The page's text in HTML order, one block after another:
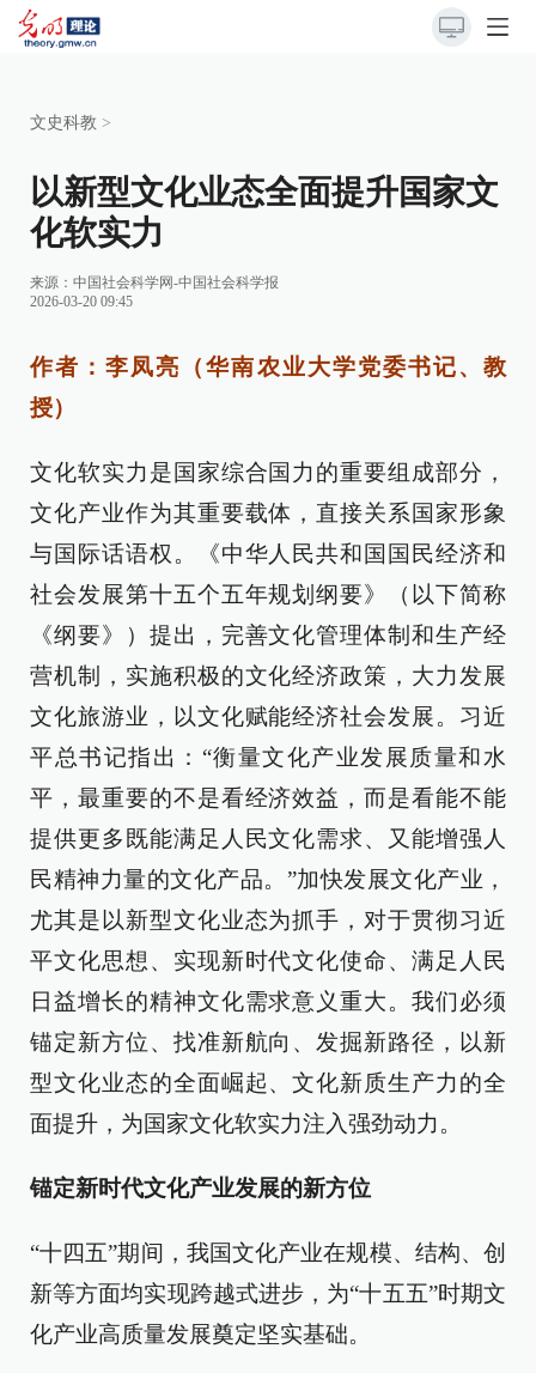
文史科教 >
以新型文化业态全面提升国家文
化软实力
来源： 中国社会科学网-中国社会科学报
2026-03-20 09:45
作者：李凤亮（华南农业大学党委书记、教
授）
文化软实力是国家综合国力的重要组成部分，
文化产业作为其重要载体，直接关系国家形象
与国际话语权。《中华人民共和国国民经济和
社会发展第十五个五年规划纲要》（以下简称
《纲要》）提出，完善文化管理体制和生产经
营机制，实施积极的文化经济政策，大力发展
文化旅游业，以文化赋能经济社会发展。习近
平总书记指出：“衡量文化产业发展质量和水
平，最重要的不是看经济效益，而是看能不能
提供更多既能满足人民文化需求、又能增强人
民精神力量的文化产品。”加快发展文化产业，
尤其是以新型文化业态为抓手，对于贯彻习近
平文化思想、实现新时代文化使命、满足人民
日益增长的精神文化需求意义重大。我们必须
锚定新方位、找准新航向、发掘新路径，以新
型文化业态的全面崛起、文化新质生产力的全
面提升，为国家文化软实力注入强劲动力。
锚定新时代文化产业发展的新方位
“十四五”期间，我国文化产业在规模、结构、创
新等方面均实现跨越式进步，为“十五五”时期文
化产业高质量发展奠定坚实基础。